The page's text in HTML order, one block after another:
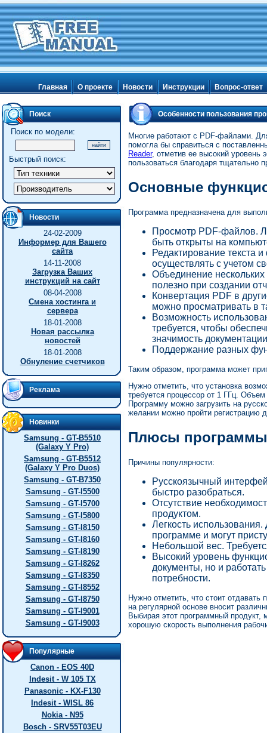
Главная О проекте Новости Инструкции Вопрос-ответ
Поиск
Поиск по модели:
Быстрый поиск:
Новости
24-02-2009
Информер для Вашего
сайта
14-11-2008
Загрузка Ваших
инструкций на сайт
08-04-2008
Смена хостинга и
сервера
18-01-2008
Новая рассылка
новостей
18-01-2008
Обнуление счетчиков
Реклама
Новинки
Samsung - GT-B5510
(Galaxy Y Pro)
Samsung - GT-B5512
(Galaxy Y Pro Duos)
Samsung - GT-B7350
Samsung - GT-I5500
Samsung - GT-I5700
Samsung - GT-I5800
Samsung - GT-I8150
Samsung - GT-I8160
Samsung - GT-I8190
Samsung - GT-I8262
Samsung - GT-I8350
Samsung - GT-I8552
Samsung - GT-I8750
Samsung - GT-I9001
Samsung - GT-I9003
Популярные
Canon - EOS 40D
Indesit - W 105 TX
Panasonic - KX-F130
Indesit - WISL 86
Nokia - N95
Bosch - SRV55T03EU
Особенности пользования
Многие работают с PDF-файлами.
помогла бы справиться с
Reader, отметив ее высокий уровень
пользоваться благодаря тщательно
Основные
Программа предназначена для
Просмотр PDF-файлов.
быть открыты на
Редактирование текста
осуществлять с учетом
Объединение
полезно при создании
Конвертация PDF в
можно просматривать в
Возможность
требуется, чтобы
значимость
Поддержание разных
Таким образом, программа может
Нужно отметить, что установка
требуется процессор от 1 ГГц.
Программу можно загрузить на
желании можно пройти
Плюсы программы
Причины популярности:
Русскоязычный
быстро разобраться.
Отсутствие
продуктом.
Легкость
программе и могут
Небольшой вес.
Высокий уровень
документы, но и
потребности.
Нужно отметить, что стоит отдавать
на регулярной основе вносит
Выбирая этот программный продукт,
хорошую скорость выполнения